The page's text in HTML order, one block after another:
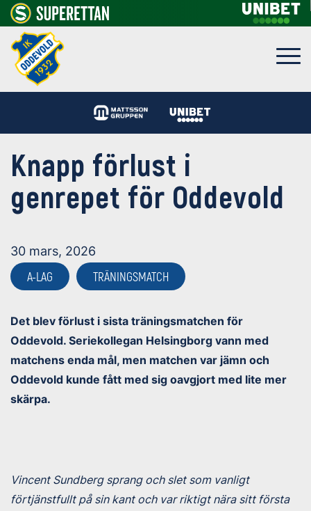
Knapp förlust i
genrepet för Oddevold
30 mars, 2026
A-LAG TRÄNINGSMATCH
Det blev förlust i sista träningsmatchen för
Oddevold. Seriekollegan Helsingborg vann med
matchens enda mål, men matchen var jämn och
Oddevold kunde fått med sig oavgjort med lite mer
skärpa.
Vincent Sundberg sprang och slet som vanligt
förtjänstfullt på sin kant och var riktigt nära sitt första